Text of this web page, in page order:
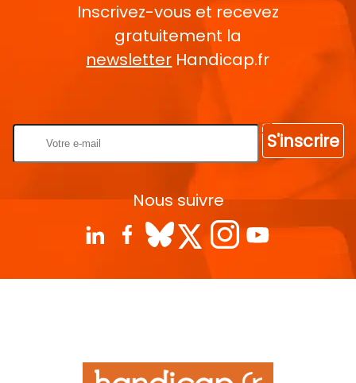
Inscrivez-vous et recevez
gratuitement la
newsletter Handicap.fr
S'inscrire
Nous suivre